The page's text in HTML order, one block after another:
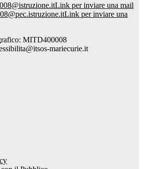
Link per inviare una mail
Link per inviare una
MITD400008
mariecurie.it